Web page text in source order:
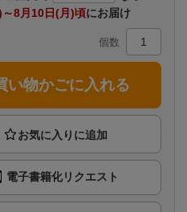
8月10日(月)頃にお届け
個数
い物かごに入れる
電子書籍化リクエスト